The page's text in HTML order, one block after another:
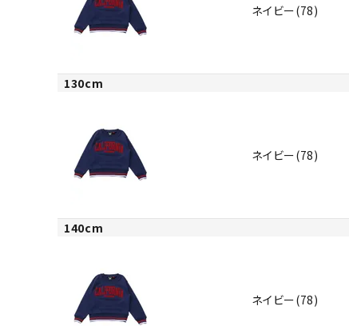
ネイビー(78)
130cm
ネイビー(78)
140cm
ネイビー(78)